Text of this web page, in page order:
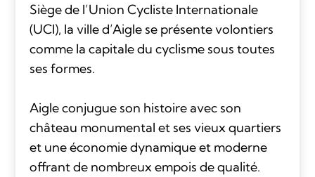
Siège de l’Union Cycliste Internationale
(UCI), la ville d’Aigle se présente volontiers
comme la capitale du cyclisme sous toutes
ses formes.
Aigle conjugue son histoire avec son
château monumental et ses vieux quartiers
et une économie dynamique et moderne
offrant de nombreux empois de qualité.